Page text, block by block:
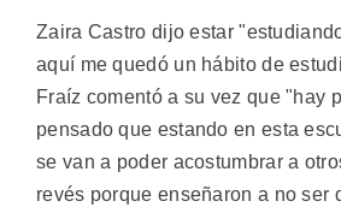
Zaira Castro dijo estar
aquí me quedó un hábito de
Fraíz comentó a su vez que "hay
pensado que estando en esta
se van a poder acostumbrar a
revés porque enseñaron a no ser